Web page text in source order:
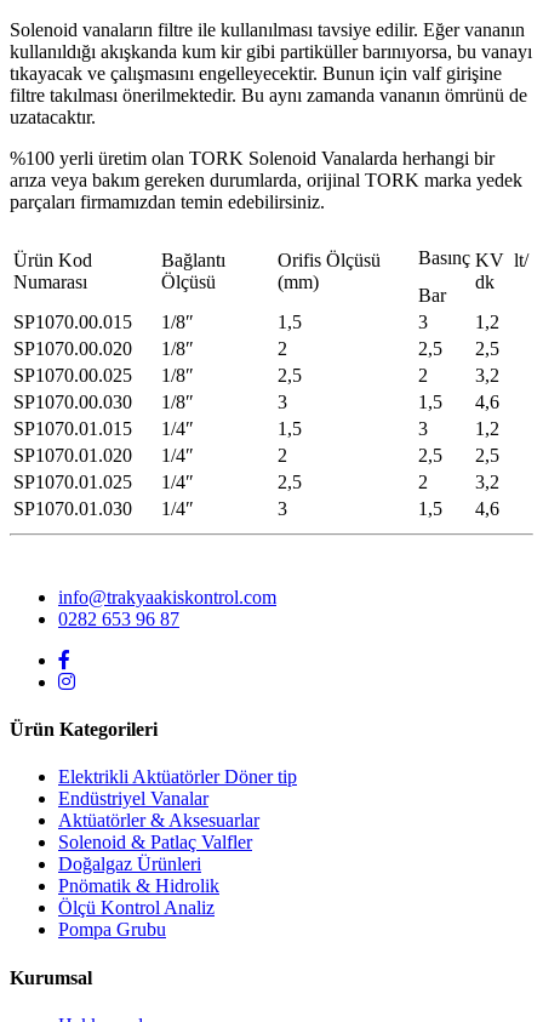
Solenoid vanaların filtre ile kullanılması tavsiye edilir. Eğer vananın
kullanıldığı akışkanda kum kir gibi partiküller barınıyorsa, bu vanayı
tıkayacak ve çalışmasını engelleyecektir. Bunun için valf girişine
filtre takılması önerilmektedir. Bu aynı zamanda vananın ömrünü de
uzatacaktır.
%100 yerli üretim olan TORK Solenoid Vanalarda herhangi bir
arıza veya bakım gereken durumlarda, orijinal TORK marka yedek
parçaları firmamızdan temin edebilirsiniz.
Ürün Kod
Numarası
Bağlantı
Ölçüsü
Orifis Ölçüsü
(mm)
Basınç KV lt/
dk
Bar
SP1070.00.015
1/8″ 1,5 3
1,2
SP1070.00.020
1/8″ 2 2,5
2,5
SP1070.00.025
1/8″ 2,5 2
3,2
SP1070.00.030
1/8″ 3 1,5
4,6
SP1070.01.015
1/4″ 1,5 3
1,2
SP1070.01.020
1/4″ 2 2,5
2,5
SP1070.01.025
1/4″ 2,5 2
3,2
SP1070.01.030
1/4″ 3 1,5 4,6
info@trakyaakiskontrol.com
0282 653 96 87
Ürün Kategorileri
Elektrikli Aktüatörler Döner tip
Endüstriyel Vanalar
Aktüatörler & Aksesuarlar
Solenoid & Patlaç Valfler
Doğalgaz Ürünleri
Pnömatik & Hidrolik
Ölçü Kontrol Analiz
Pompa Grubu
Kurumsal